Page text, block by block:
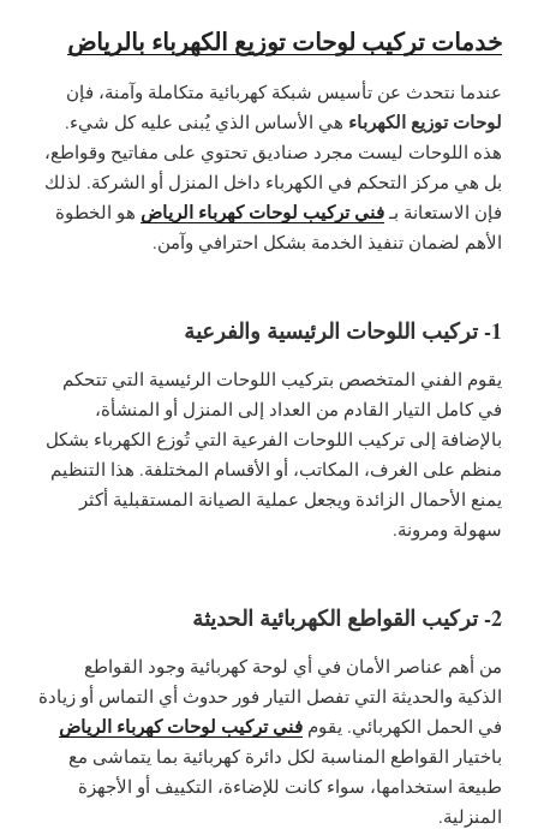
خدمات تركيب لوحات توزيع الكهرباء بالرياض
عندما نتحدث عن تأسيس شبكة كهربائية متكاملة وآمنة، فإن
لوحات توزيع الكهرباء هي الأساس الذي يُبنى عليه كل شيء.
هذه اللوحات ليست مجرد صناديق تحتوي على مفاتيح وقواطع،
بل هي مركز التحكم في الكهرباء داخل المنزل أو الشركة. لذلك
فإن الاستعانة بـ فني تركيب لوحات كهرباء الرياض هو الخطوة
الأهم لضمان تنفيذ الخدمة بشكل احترافي وآمن.
1- تركيب اللوحات الرئيسية والفرعية
يقوم الفني المتخصص بتركيب اللوحات الرئيسية التي تتحكم
في كامل التيار القادم من العداد إلى المنزل أو المنشأة،
بالإضافة إلى تركيب اللوحات الفرعية التي تُوزع الكهرباء بشكل
منظم على الغرف، المكاتب، أو الأقسام المختلفة. هذا التنظيم
يمنع الأحمال الزائدة ويجعل عملية الصيانة المستقبلية أكثر
سهولة ومرونة.
2- تركيب القواطع الكهربائية الحديثة
من أهم عناصر الأمان في أي لوحة كهربائية وجود القواطع
الذكية والحديثة التي تفصل التيار فور حدوث أي التماس أو زيادة
في الحمل الكهربائي. يقوم فني تركيب لوحات كهرباء الرياض
باختيار القواطع المناسبة لكل دائرة كهربائية بما يتماشى مع
طبيعة استخدامها، سواء كانت للإضاءة، التكييف أو الأجهزة
المنزلية.